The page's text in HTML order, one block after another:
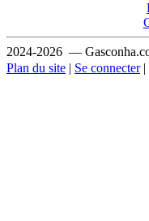
2024-2026 —
Plan du site | Se connecter|